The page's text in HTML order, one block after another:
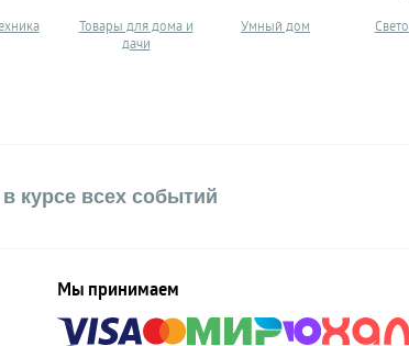
Товары для дома и
дачи
Умный дом
курсе всех событий
Мы принимаем